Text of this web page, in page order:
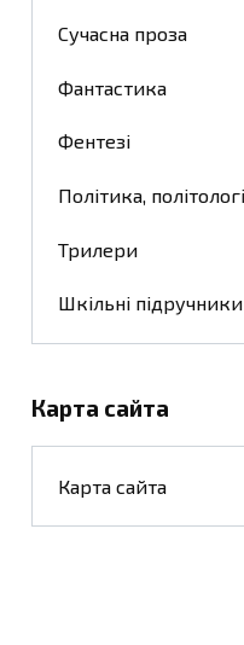
Сучасна проза
Фантастика
Фентезі
Політика,
Трилери
Шкільні підручники
Карта сайта
Карта сайта